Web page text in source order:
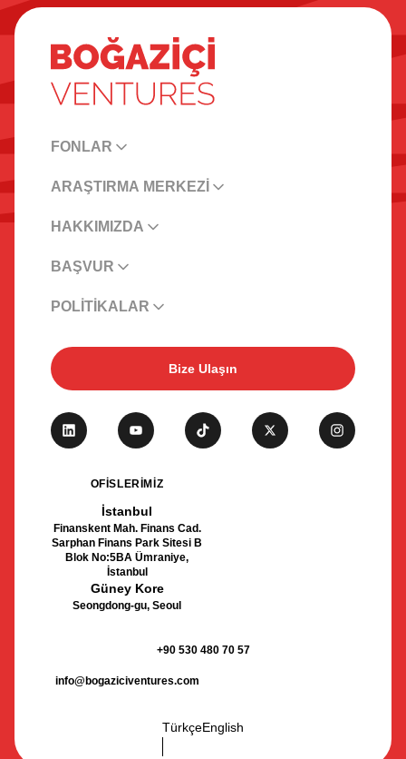
FONLAR
ARAŞTIRMA MERKEZİ
HAKKIMIZDA
BAŞVUR
POLİTİKALAR
Bize Ulaşın
OFİSLERİMİZ
İstanbul
Finanskent Mah. Finans Cad.
Sarphan Finans Park Sitesi B
Blok No:5BA Ümraniye,
İstanbul
Güney Kore
Seongdong-gu, Seoul
+90 530 480 70 57
info@bogaziciventures.com
TürkçeEnglish